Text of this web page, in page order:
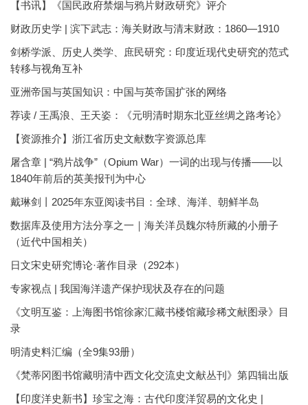
【书讯】《国民政府禁烟与鸦片财政研究》评介
财政历史学 | 滨下武志：海关财政与清末财政：1860—1910
剑桥学派、历史人类学、庶民研究：印度近现代史研究的范式
转移与视角互补
亚洲帝国与英国知识：中国与英帝国扩张的网络
荐读 / 王禹浪、王天姿：《元明清时期东北亚丝绸之路考论》
【资源推介】浙江省历史文献数字资源总库
屠含章 | “鸦片战争”（Opium War）一词的出现与传播——以
1840年前后的英美报刊为中心
戴琳剑丨2025年东亚阅读书目：全球、海洋、朝鲜半岛
数据库及使用方法分享之一｜海关洋员魏尔特所藏的小册子
（近代中国相关）
日文宋史研究博论·著作目录（292本）
专家视点 | 我国海洋遗产保护现状及存在的问题
《文明互鉴：上海图书馆徐家汇藏书楼馆藏珍稀文献图录》目
录
明清史料汇编（全9集93册）
《梵蒂冈图书馆藏明清中西文化交流史文献丛刊》第四辑出版
【印度洋史新书】珍宝之海：古代印度洋贸易的文化史 |